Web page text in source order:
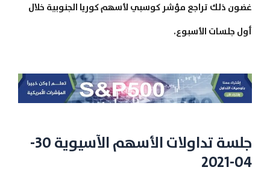
غضون ذلك تراجع مؤشر كوسبي لأسهم كوريا الجنوبية خلال
أول جلسات الأسبوع.
جلسة تداولات الأسهم الآسيوية 30-
04-2021